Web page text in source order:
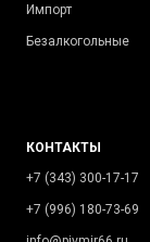
Импорт
Безалкогольные
КОНТАКТЫ
+7 (343) 300-17-17
+7 (996) 180-73-69